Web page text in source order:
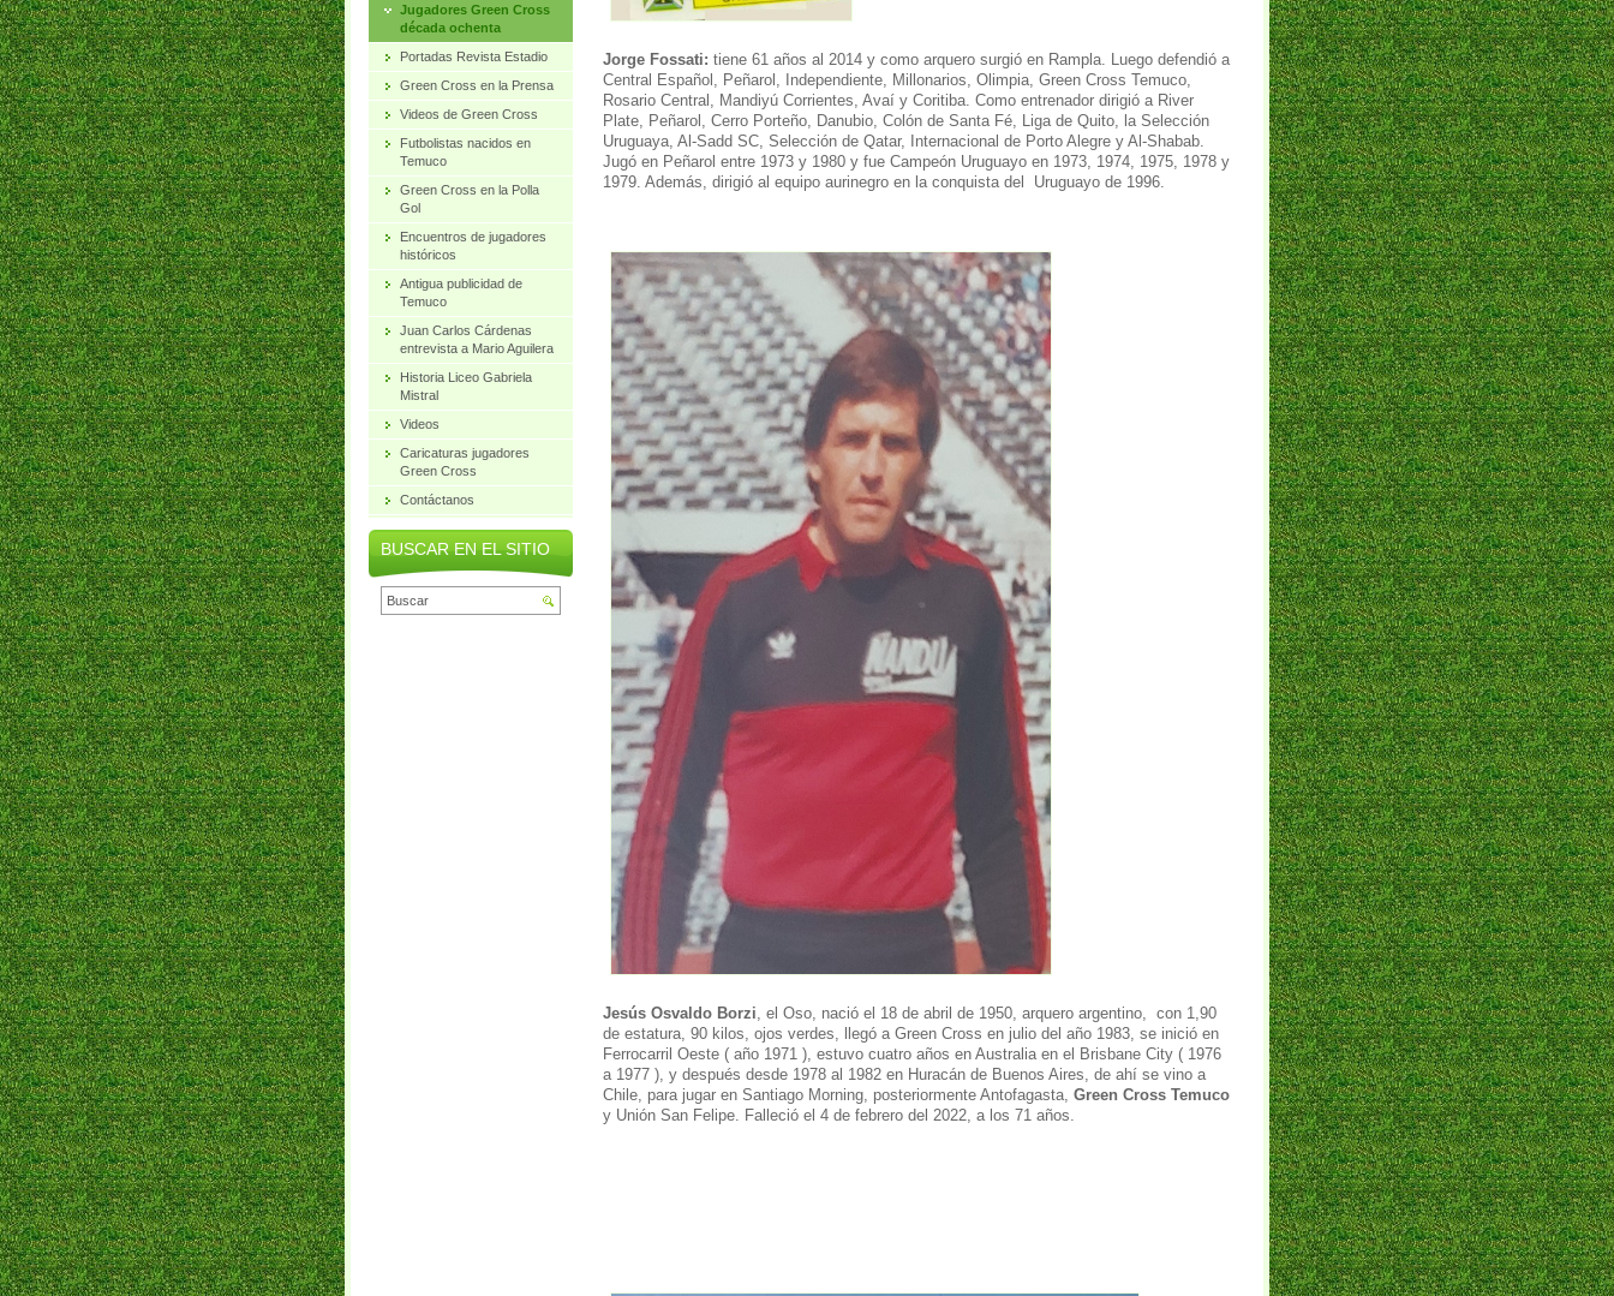
Jorge Fossati: tiene 61 años al 2014 y como arquero surgió en Rampla. Luego defendió a
Central Español, Peñarol, Independiente, Millonarios, Olimpia, Green Cross Temuco,
Rosario Central, Mandiyú Corrientes, Avaí y Coritiba. Como entrenador dirigió a River
Plate, Peñarol, Cerro Porteño, Danubio, Colón de Santa Fé, Liga de Quito, la Selección
Uruguaya, Al-Sadd SC, Selección de Qatar, Internacional de Porto Alegre y Al-Shabab.
Jugó en Peñarol entre 1973 y 1980 y fue Campeón Uruguayo en 1973, 1974, 1975, 1978 y
1979. Además, dirigió al equipo aurinegro en la conquista del Uruguayo de 1996.
Jesús Osvaldo Borzi, el Oso, nació el 18 de abril de 1950, arquero argentino, con 1,90
de estatura, 90 kilos, ojos verdes, llegó a Green Cross en julio del año 1983, se inició en
Ferrocarril Oeste ( año 1971 ), estuvo cuatro años en Australia en el Brisbane City ( 1976
a 1977 ), y después desde 1978 al 1982 en Huracán de Buenos Aires, de ahí se vino a
Chile, para jugar en Santiago Morning, posteriormente Antofagasta, Green Cross Temuco
y Unión San Felipe. Falleció el 4 de febrero del 2022, a los 71 años.
Jugadores Green Cross
década ochenta
Portadas Revista Estadio
Green Cross en la Prensa
Videos de Green Cross
Futbolistas nacidos en
Temuco
Green Cross en la Polla
Gol
Encuentros de jugadores
históricos
Antigua publicidad de
Temuco
Juan Carlos Cárdenas
entrevista a Mario Aguilera
Historia Liceo Gabriela
Mistral
Videos
Caricaturas jugadores
Green Cross
Contáctanos
BUSCAR EN EL SITIO